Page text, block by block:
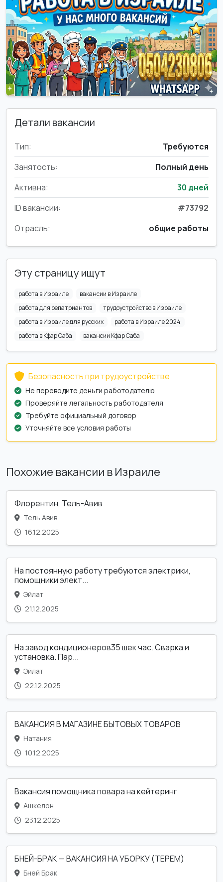
Детали вакансии
Тип:
Требуются
Занятость:
Полный день
Активна:
30 дней
ID вакансии:
#73792
Отрасль:
общие работы
Эту страницу ищут
работа в Израиле
вакансии в Израиле
работа для репатриантов
трудоустройство в Израиле
работа в Израиле для русских
работа в Израиле 2024
работа в Кфар Саба
вакансии Кфар Саба
Безопасность при трудоустройстве
Не переводите деньги работодателю
Проверяйте легальность работодателя
Требуйте официальный договор
Уточняйте все условия работы
Похожие вакансии в Израиле
Флорентин, Тель-Авив
Тель Авив
16.12.2025
На постоянную работу требуются электрики,
помощники элект...
Эйлат
21.12.2025
На завод кондиционеров35 шек час. Сварка и
установка. Пар...
Эйлат
22.12.2025
ВАКАНСИЯ В МАГАЗИНЕ БЫТОВЫХ ТОВАРОВ
Натания
10.12.2025
Вакансия помощника повара на кейтеринг
Ашкелон
23.12.2025
БНЕЙ-БРАК — ВАКАНСИЯ НА УБОРКУ (ТЕРЕМ)
Бней Брак